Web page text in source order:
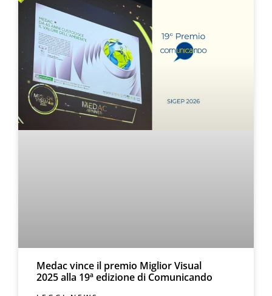
Medac vince il premio Miglior Visual
2025 alla 19ª edizione di Comunicando